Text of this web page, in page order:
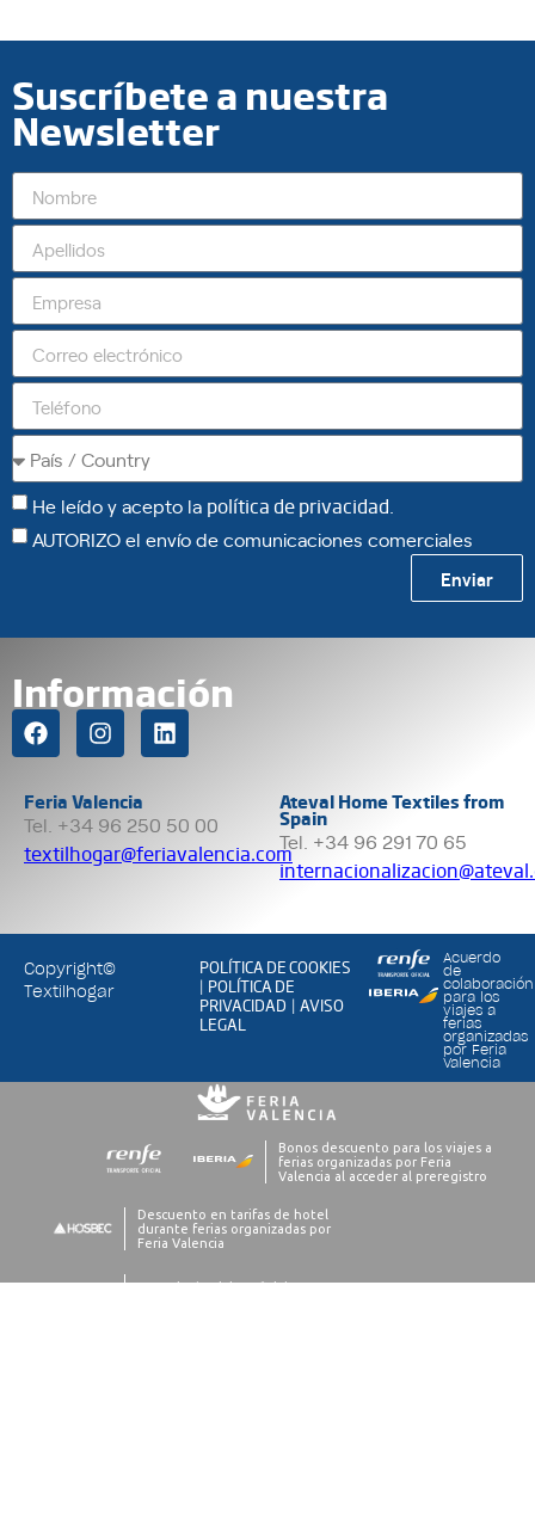
Suscríbete a nuestra
Newsletter
He leído y acepto la política de privacidad
AUTORIZO el envío de comunicaciones comerciales
Enviar
Información
Feria Valencia
Tel. +34 96 250 50 00
textilhogar@feriavalencia.com
Ateval Home Textiles from
Spain
Tel. +34 96 291 70 65
Copyright©
Textilhogar
POLÍTICA DE COOKIES
| POLÍTICA DE
PRIVACIDAD |AVISO
LEGAL
Acuerdo
de
colaboración
para los
viajes a
ferias
organizadas
por Feria
Valencia